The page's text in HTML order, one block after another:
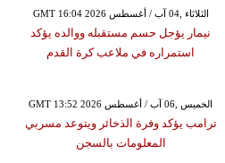
GMT 16:04 2026 الثلاثاء ,04 آب / أغسطس
نيمار يؤجل حسم مستقبله ووالده يؤكد
استمراره في ملاعب كرة القدم
GMT 13:52 2026 الخميس ,06 آب / أغسطس
ترامب يؤكد وفرة الذخائر ويتوعد مسربي
المعلومات بالسجن